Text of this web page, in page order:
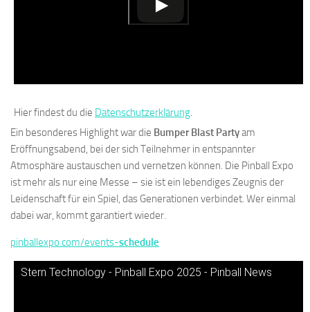
Hier findest du die Datenschutzerklärung.
Ein besonderes Highlight war die Bumper Blast Partyam
Eröffnungsabend, bei der sich Teilnehmer in entspannter
Atmosphäre austauschen und vernetzen können. Die Pinball Expo
ist mehr als nur eine Messe – sie ist ein lebendiges Zeugnis der
Leidenschaft für ein Spiel, das Generationen verbindet. Wer einmal
dabei war, kommt garantiert wieder.
pinballexpo.com/events-schedule
Stern Technology - Pinball Expo 2025 - Pinball News